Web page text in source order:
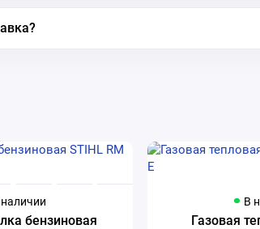
бензиновая
В
Газовая